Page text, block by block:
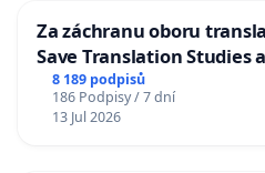
Za záchranu oboru
Save Translation Studies
Charles University
8 189 podpisů
186 Podpisy / 7 dní
13 Jul 2026